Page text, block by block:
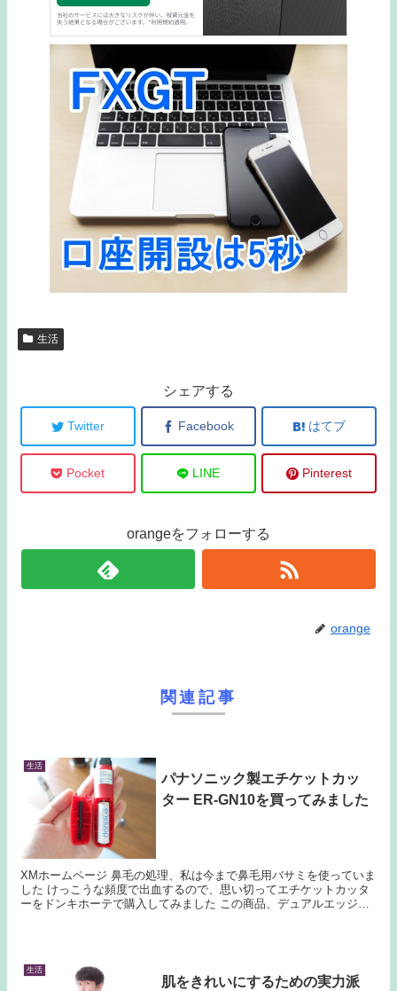
生活
シェアする
Twitter Facebook はてブ
Pocket LINE Pinterest
orangeをフォローする
orange
関連記事
生活
パナソニック製エチケットカッ
ター ER-GN10を買ってみました
XMホームページ 鼻毛の処理、私は今まで鼻毛用バサミを使っていま
した けっこうな頻度で出血するので、思い切ってエチケットカッタ
ーをドンキホーテで購入してみました この商品、デュアルエッジ刃
生活
肌をきれいにするための実力派